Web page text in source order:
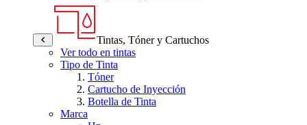
Tintas, Tóner y Cartuchos
Ver todo en tintas
Tipo de Tinta
Tóner
Cartucho de Inyección
Botella de Tinta
Marca